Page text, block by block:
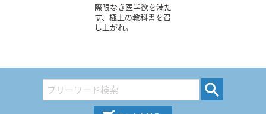
際限なき医学欲を満た
す、極上の教科書を召
し上がれ。